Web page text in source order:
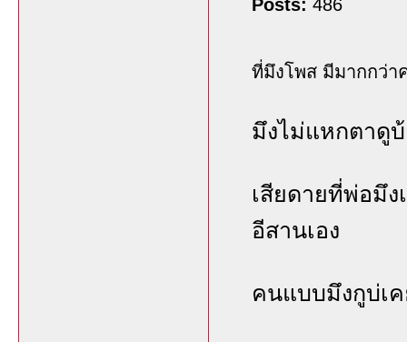
Posts: 486
ที่มึงโพส มีมากกว่า
มึงไม่แหกตาดู
เสียดายที่พ่อมึ
อีสานเอง
คนแบบมึงกูบ่เ